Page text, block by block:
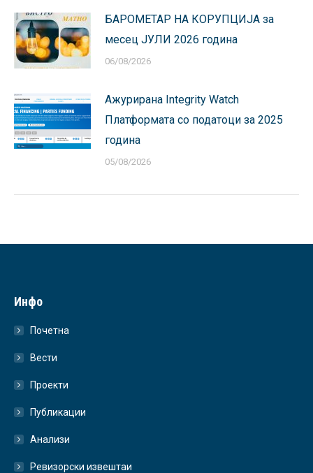
БАРОМЕТАР НА КОРУПЦИЈА за
месец ЈУЛИ 2026 година
06/08/2026
Ажурирана Integrity Watch
Платформата со податоци за 2025
година
05/08/2026
Инфо
Почетна
Вести
Проекти
Публикации
Анализи
Ревизорски извештаи